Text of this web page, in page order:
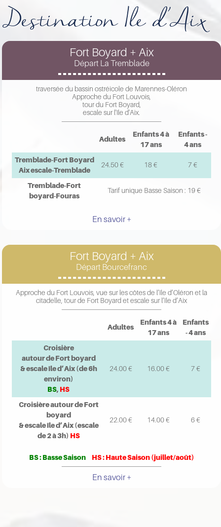
Destination Ile d'Aix
Fort Boyard + Aix
Départ La Tremblade
traversée du bassin ostréicole de Marennes-Oléron
Approche du Fort Louvois,
tour du Fort Boyard,
escale sur l'Ile d'Aix.
Adultes
Enfants 4 à
17 ans
Enfants -
4 ans
Tremblade-Fort Boyard
Aix escale-Tremblade
24.50 € 18 € 7 €
Tremblade-Fort
boyard-Fouras
Tarif unique Basse Saison : 19 €
En savoir +
Fort Boyard + Aix
Départ Bourcefranc
Approche du Fort Louvois, vue sur les côtes de l’île d’Oléron et la
citadelle, tour de Fort Boyard et escale sur l’île d’Aix
Adultes
Enfants 4 à
17 ans
Enfants
- 4 ans
Croisière
autour de Fort boyard
& escale île d’Aix (de 6h
environ)
BS, HS
24.00 € 16.00 € 7 €
Croisière autour de Fort
boyard
& escale île d’Aix (escale
de 2 à 3h) HS
22.00 € 14.00 € 6 €
BS : Basse Saison HS : Haute Saison (juillet/août)
En savoir +